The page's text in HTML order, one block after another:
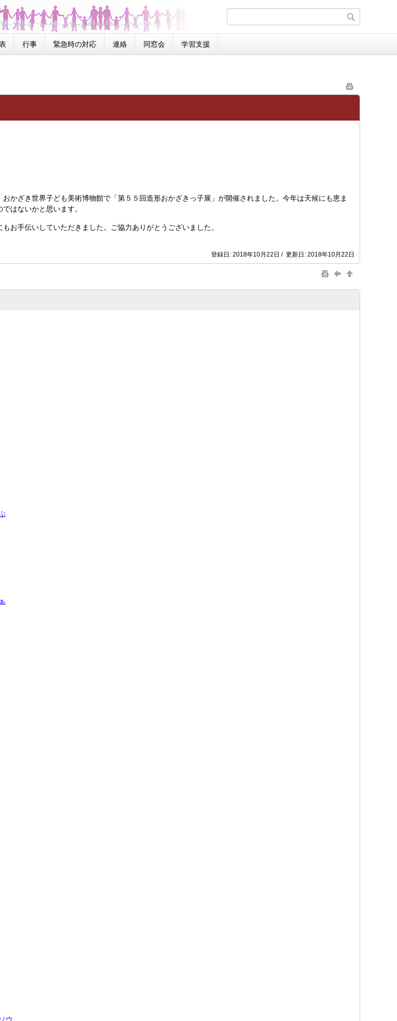
行事 緊急時の対応 連絡 同窓会 学習支援
かざき世界子ども美術博物館で「第５５回造形おかざきっ子展」が開催されました。今年は天候にも恵ま
はないかと思います。
お手伝いしていただきました。ご協力ありがとうございました。
登録日: 2018年10月22日 / 更新日: 2018年10月22日